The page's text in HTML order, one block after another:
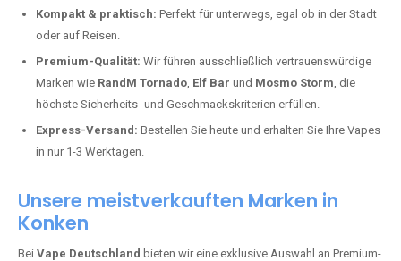
Kompakt & praktisch: Perfekt für unterwegs, egal ob in der Stadt
oder auf Reisen.
Premium-Qualität: Wir führen ausschließlich vertrauenswürdige
Marken wie RandM Tornado, Elf Bar und Mosmo Storm, die
höchste Sicherheits- und Geschmackskriterien erfüllen.
Express-Versand: Bestellen Sie heute und erhalten Sie Ihre Vapes
in nur 1-3 Werktagen.
Unsere meistverkauften Marken in
Konken
Bei Vape Deutschland bieten wir eine exklusive Auswahl an Premium-